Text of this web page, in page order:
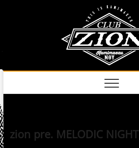
zion pre. MELODIC NIGHT